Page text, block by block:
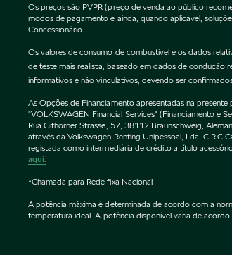
Os preços são PVPR (preço de venda ao público
modos de pagamento e ainda, quando aplicável,
Concessionário.
Os valores de consumo de combustível e os dados
de teste mais realista, baseado em dados de condução
informativos e não vinculativos, devendo ser
As Opções de Financiamento apresentadas na
"VOLKSWAGEN Financial Services" (Financiamento e
Rua Gifhorner Strasse, 57, 38112 Braunschweig,
através da Volkswagen Renting Unipessoal, Lda.
registada como intermediária de crédito a título
aqui.
*Chamada para Rede fixa Nacional
A potência máxima é determinada de acordo com a
temperatura ideal. A potência disponível varia de